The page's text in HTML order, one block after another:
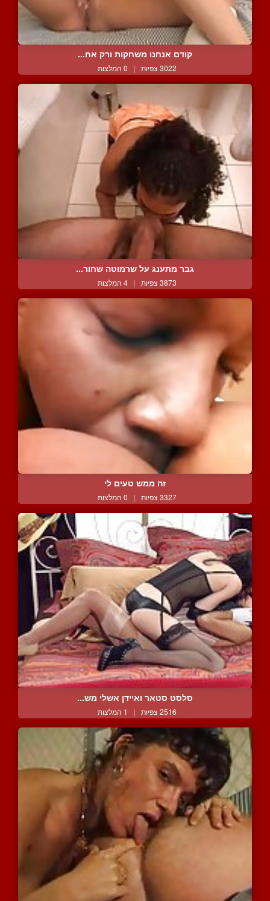
קודם אנחנו משחקות ורק אח...
3022 צפיות | 0 המלצות
גבר מתענג על שרמוטה שחור...
3873 צפיות | 4 המלצות
זה ממש טעים לי
3327 צפיות | 0 המלצות
סלסט סטאר ואיידן אשלי מש...
2516 צפיות | 1 המלצות